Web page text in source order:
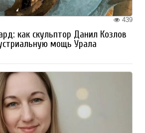
439
как скульптор Данил Козлов
мощь Урала